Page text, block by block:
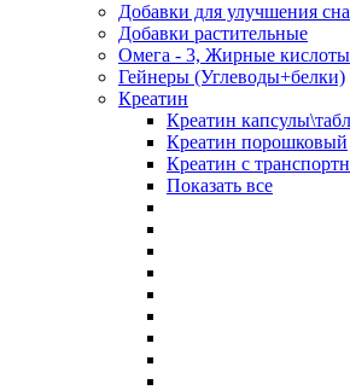
Добавки для улучшения сна
Добавки растительные
Омега - 3, Жирные кислоты
Гейнеры (Углеводы+белки)
Креатин
Креатин
Креатин порошковый
Креатин с
Показать все